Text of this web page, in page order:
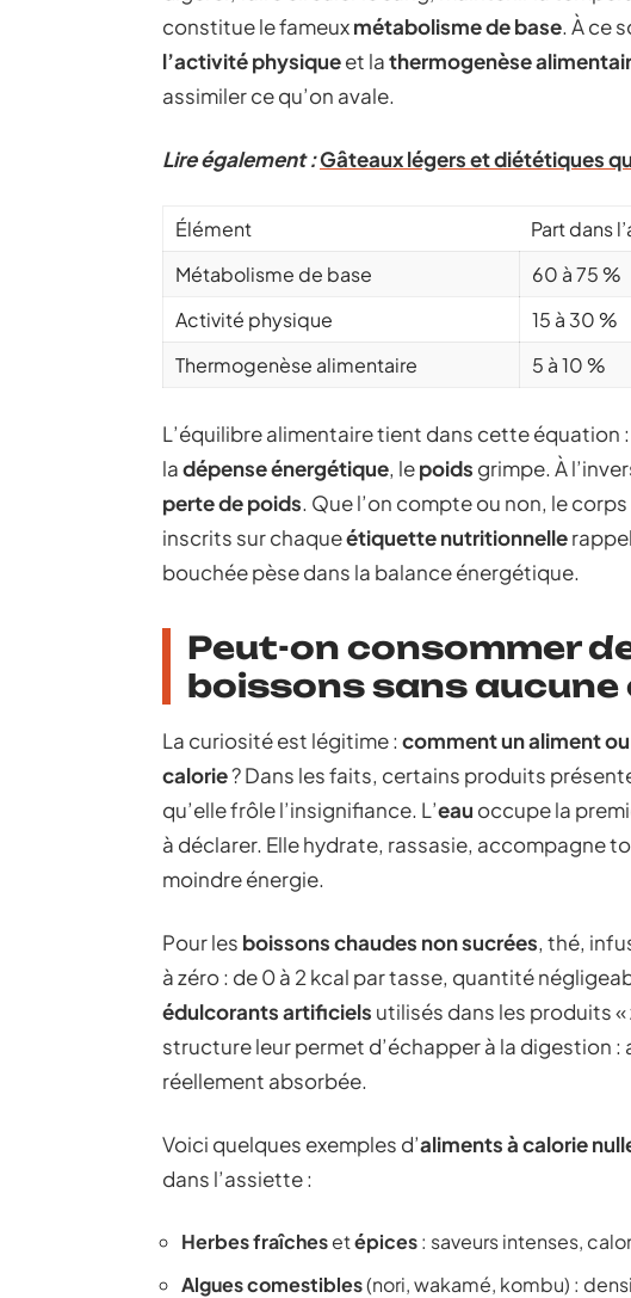
constitue le fameuxmétabolisme de base. À ce
l’activité physiqueet lathermogenèse
assimiler ce qu’on avale.
Lire également :Gâteaux légers et diététiques
Élément
Part dans
Métabolisme de base
60 à 75 %
Activité physique
15 à 30 %
Thermogenèse alimentaire
5 à 10 %
L’équilibre alimentaire tient dans cette équation :
ladépense énergétique, lepoids grimpe. À
perte de poids. Que l’on compte ou non, le
inscrits sur chaqueétiquette nutritionnelle
bouchée pèse dans la balance énergétique.
Peut-on consommer
boissons sans aucune
La curiosité est légitime : comment un aliment
calorie? Dans les faits, certains produits
qu’elle frôle l’insignifiance. L’eau occupe la
à déclarer. Elle hydrate, rassasie, accompagne
moindre énergie.
Pour les boissons chaudes non sucrées, thé,
à zéro : de 0 à 2 kcal par tasse, quantité
édulcorants artificiels utilisés dans les produits
structure leur permet d’échapper à la digestion :
réellement absorbée.
Voici quelques exemples d’aliments à calorie
dans l’assiette :
Herbes fraîchesetépices: saveurs intenses,
Algues comestibles(nori, wakamé, kombu) :